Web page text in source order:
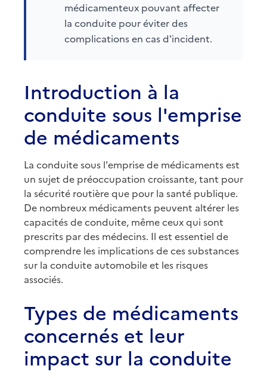
médicamenteux pouvant affecter
la conduite pour éviter des
complications en cas d'incident.
Introduction à la
conduite sous l'emprise
de médicaments
La conduite sous l'emprise de médicaments est
un sujet de préoccupation croissante, tant pour
la sécurité routière que pour la santé publique.
De nombreux médicaments peuvent altérer les
capacités de conduite, même ceux qui sont
prescrits par des médecins. Il est essentiel de
comprendre les implications de ces substances
sur la conduite automobile et les risques
associés.
Types de médicaments
concernés et leur
impact sur la conduite